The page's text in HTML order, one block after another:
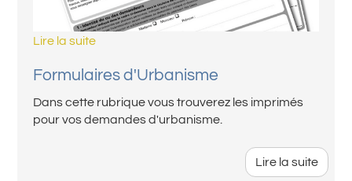
Lire la suite
Formulaires d'Urbanisme
Dans cette rubrique vous trouverez les imprimés
pour vos demandes d'urbanisme.
Lire la suite